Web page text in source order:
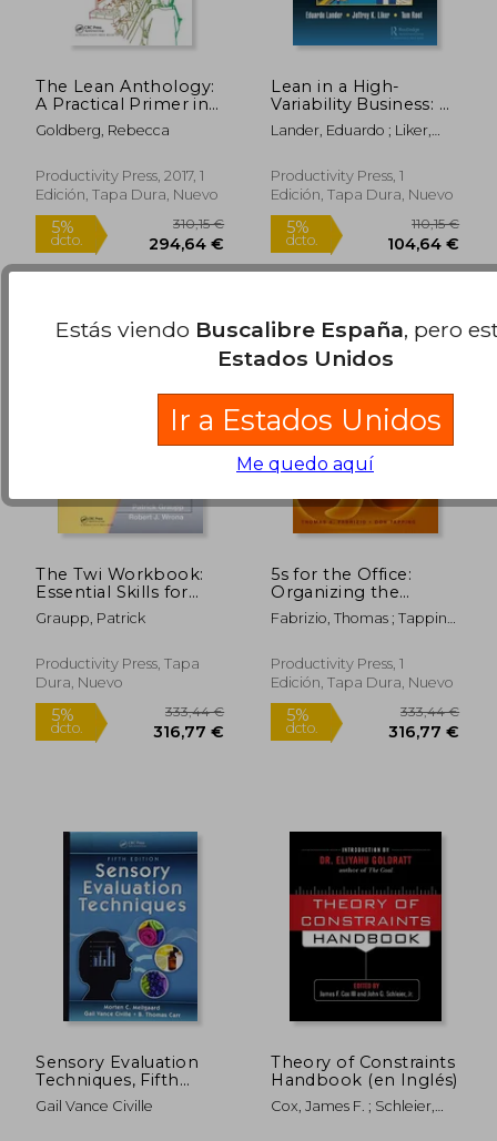
5%
dcto.
28,26 €
26,85 €
5%
dcto. 66,67
The Lean Anthology:
A Practical Primer in
Continual
Improvement (en
Goldberg, Rebecca
Productivity Press, 2017, 1
Edición, Tapa Dura, Nuevo
Lean in a High-
Variability Business: A
Graphic Novel about
Lean and People at
Order (en Inglés)
Lander, Eduardo ; Liker,
Productivity Press, 1
Edición, Tapa Dura, Nuevo
The Twi Workbook:
Essential Skills for
Supervisors, Second
Edition (en Inglés)
Graupp, Patrick
Productivity Press, Tapa
Dura, Nuevo
5s for the Office:
Organizing the
Workplace to
Eliminate Waste (en
Fabrizio, Thomas ; Tapping,
Productivity Press, 1
Edición, Tapa Dura, Nuevo
Sensory Evaluation
Techniques, Fifth
Edition
Gail Vance Civille
Theory of Constraints
Handbook (en Inglés)
Cox, James F. ; Schleier,
Estás viendo Buscalibre España, pero
Estados Unidos
Ir a Estados Unidos
Me quedo aquí